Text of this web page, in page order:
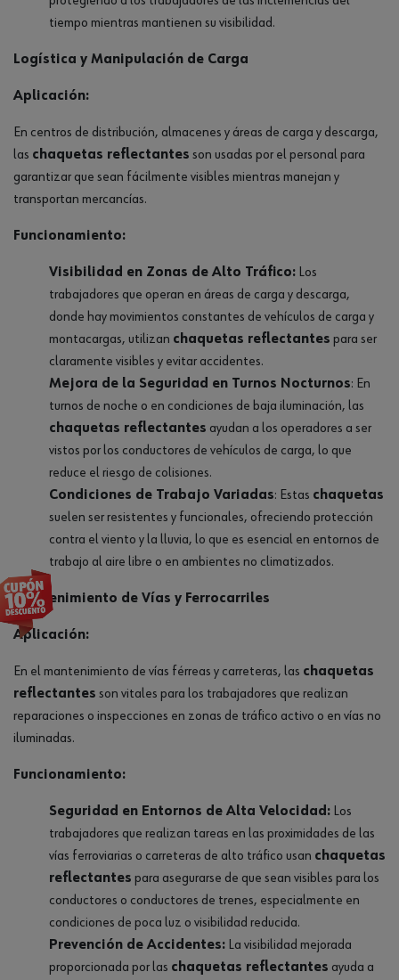
tiempo mientras mantienen su visibilidad.
Logística y Manipulación de Carga
Aplicación:
En centros de distribución, almacenes y áreas de carga y descarga,
las chaquetas reflectantes son usadas por el personal para
garantizar que sean fácilmente visibles mientras manejan y
transportan mercancías.
Funcionamiento:
Visibilidad en Zonas de Alto Tráfico: Los
trabajadores que operan en áreas de carga y descarga,
donde hay movimientos constantes de vehículos de carga y
montacargas, utilizan chaquetas reflectantes para ser
claramente visibles y evitar accidentes.
Mejora de la Seguridad en Turnos Nocturnos: En
turnos de noche o en condiciones de baja iluminación, las
chaquetas reflectantes ayudan a los operadores a ser
vistos por los conductores de vehículos de carga, lo que
reduce el riesgo de colisiones.
Condiciones de Trabajo Variadas: Estas chaquetas
suelen ser resistentes y funcionales, ofreciendo protección
contra el viento y la lluvia, lo que es esencial en entornos de
trabajo al aire libre o en ambientes no climatizados.
Mantenimiento de Vías y Ferrocarriles
Aplicación:
En el mantenimiento de vías férreas y carreteras, las chaquetas
reflectantes son vitales para los trabajadores que realizan
reparaciones o inspecciones en zonas de tráfico activo o en vías no
iluminadas.
Funcionamiento:
Seguridad en Entornos de Alta Velocidad: Los
trabajadores que realizan tareas en las proximidades de las
vías ferroviarias o carreteras de alto tráfico usan chaquetas
reflectantes para asegurarse de que sean visibles para los
conductores o conductores de trenes, especialmente en
condiciones de poca luz o visibilidad reducida.
Prevención de Accidentes: La visibilidad mejorada
proporcionada por las chaquetas reflectantes ayuda a